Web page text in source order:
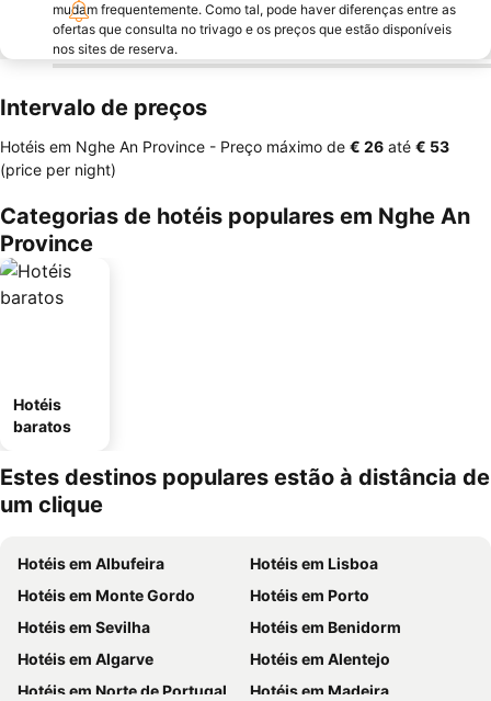
mudam frequentemente. Como tal, pode haver diferenças entre as
ofertas que consulta no trivago e os preços que estão disponíveis
nos sites de reserva.
Intervalo de preços
Hotéis em Nghe An Province - Preço máximo de ‎€ 26 até ‎€ 53
(price per night)
Categorias de hotéis populares em Nghe An
Province
Hotéis
baratos
Estes destinos populares estão à distância de
um clique
Hotéis em Albufeira
Hotéis em Lisboa
Hotéis em Monte Gordo
Hotéis em Porto
Hotéis em Sevilha
Hotéis em Benidorm
Hotéis em Algarve
Hotéis em Alentejo
Hotéis em Norte de Portugal
Hotéis em Madeira